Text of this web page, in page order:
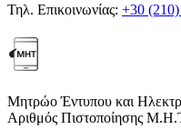
Τηλ. Επικοινωνίας: +30
Μητρώο Έντυπου και
Αριθμός Πιστοποίησης